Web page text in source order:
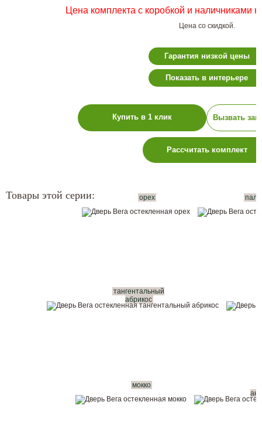
Цена комплекта с коробкой и наличниками
Цена со скидкой.
Гарантия низкой цены
Показать в интерьере
Купить в 1 клик Вызвать
Рассчитать комплект
Товары этой серии: орех
тангентальный
абрикос
мокко